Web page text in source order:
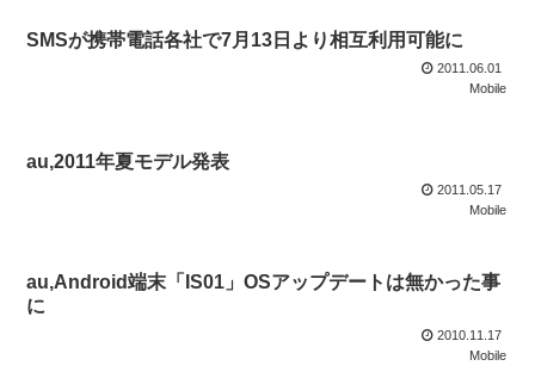
SMSが携帯電話各社で7月13日より相互利用可能に
2011.06.01
Mobile
au,2011年夏モデル発表
2011.05.17
Mobile
au,Android端末「IS01」OSアップデートは無かった事
に
2010.11.17
Mobile